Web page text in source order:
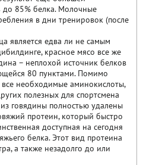
до 85% белка. Молочные
в дни тренировок (после
является едва ли не самым
красное мясо все же
– неплохой источник белков
80 пунктами. Помимо
все необходимые аминокислоты,
полезных для спортсмена
говядины полностью удалены
протеин, который быстро
доступная на сегодня
белка. Этот вид протеина
а также незадолго до или